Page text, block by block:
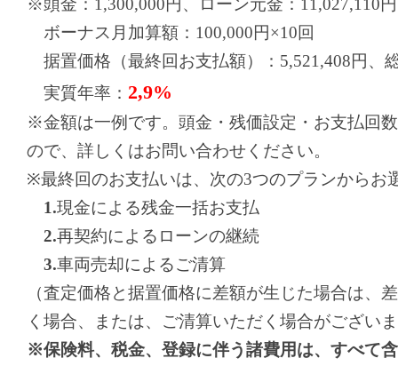
※頭金：1,300,000円、ローン元金：11,027,110円
ボーナス月加算額：100,000円×10回
据置価格（最終回お支払額）：5,521,408円、
実質年率： 2,9%
※金額は一例です。頭金・残価設定・お支払回
ので、詳しくはお問い合わせください。
※最終回のお支払いは、次の3つのプランからお
1.現金による残金一括お支払
2.再契約によるローンの継続
3.車両売却によるご清算
（査定価格と据置価格に差額が生じた場合は、
く場合、または、ご清算いただく場合がござい
※保険料、税金、登録に伴う諸費用は、すべて